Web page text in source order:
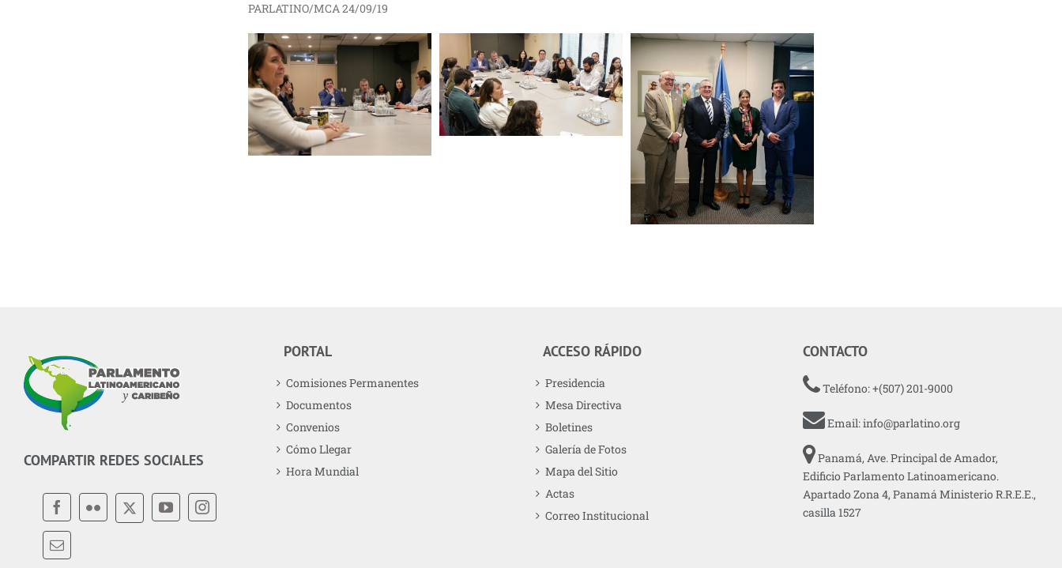
PARLATINO/MCA 24/09/19
COMPARTIR REDES SOCIALES
PORTAL
Comisiones Permanentes
Documentos
Convenios
Cómo Llegar
Hora Mundial
ACCESO RÁPIDO
Presidencia
Mesa Directiva
Boletines
Galería de Fotos
Mapa del Sitio
Actas
Correo Institucional
CONTACTO
Teléfono: +(507) 201-9000
Email:info@parlatino.org
Panamá, Ave. Principal de Amador,
Edificio Parlamento Latinoamericano.
Apartado Zona 4, Panamá Ministerio R.R.E.E.,
casilla 1527